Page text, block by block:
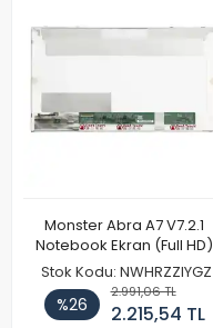
Monster Abra A7 V7.2.1
Notebook Ekran (Full HD)
Stok Kodu: NWHRZZIYGZ
%26
2.991,06 TL
2.215,54 TL